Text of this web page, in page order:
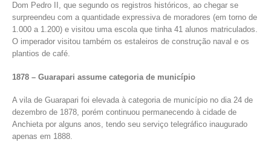
Dom Pedro II, que segundo os registros históricos, ao chegar se
surpreendeu com a quantidade expressiva de moradores (em torno de
1.000 a 1.200) e visitou uma escola que tinha 41 alunos matriculados.
O imperador visitou também os estaleiros de construção naval e os
plantios de café.
1878 – Guarapari assume categoria de município
A vila de Guarapari foi elevada à categoria de município no dia 24 de
dezembro de 1878, porém continuou permanecendo à cidade de
Anchieta por alguns anos, tendo seu serviço telegráfico inaugurado
apenas em 1888.